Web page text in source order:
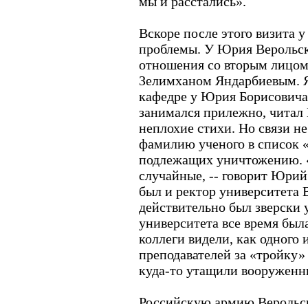
Вскоре после этого визита
проблемы. У Юрия
отношения со вторым
Зелимханом Яндарбиевым.
кафедре у Юрия
занимался прилежно, читал
неплохие стихи. Но связи
фамилию ученого в список
подлежащих
случайные, -- говорит
был и ректор
действительно был
университета все время
коллеги видели, как одного
преподавателей за
куда-то утащили